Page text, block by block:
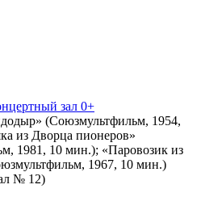
зал 0+
(Союзмультфильм, 1954,
из Дворца пионеров»
1981, 10 мин.); «Паровозик из
1967, 10 мин.)
№ 12)